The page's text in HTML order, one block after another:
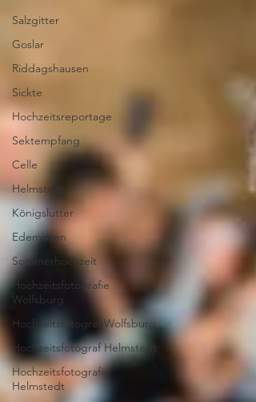
Salzgitter
Goslar
Riddagshausen
Sickte
Hochzeitsreportage
Sektempfang
Celle
Helmstedt
Königslutter
Edemissen
Sommerhochzeit
Hochzeitsfotografie
Wolfsburg
Hochzeitsfotograf Wolfsburg
Hochzeitsfotograf Helmstedt
Hochzeitsfotografie
Helmstedt